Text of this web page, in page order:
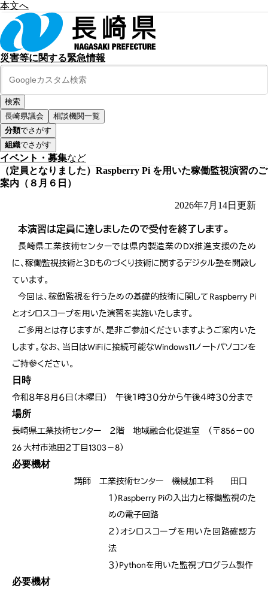
本文へ
災害等に関する緊急情報
長崎県議会
相談機関一覧
分類でさがす
組織でさがす
イベント・募集など
（定員となりました）Raspberry Pi を用いた稼働監視演習のご
案内（８月６日）
2026年7月14日 更新
本演習は定員に達しましたので受付を終了します。
長崎県工業技術センターでは県内製造業のDX推進支援のため
に、稼働監視技術と３Dものづくり技術に関するデジタル塾を開設し
ています。
今回は、稼働監視を行うための基礎的技術に関してRaspberry Pi
とオシロスコープを用いた演習を実施いたします。
ご多用とは存じますが、是非ご参加くださいますようご案内いた
します。 なお、当日 はWiFiに接続可能なWindows11ノートパソコンを
ご持参ください。
日時
令和８年８月６日（木曜日） 午後１時３０分から午後４時３０分まで
場所
長崎県工業技術センター ２階 地域融合化促進室 （〒856－00
26大村市池田２丁目 1303－8）
必要機材
講師 工業技術センター 機械加工科
田口
１）Raspberry Piの入出力と稼働監視のた
めの電子回路
２）オシロスコープを用いた回路確認方
法
３）Pythonを用いた監視プログラム製作
必要機材